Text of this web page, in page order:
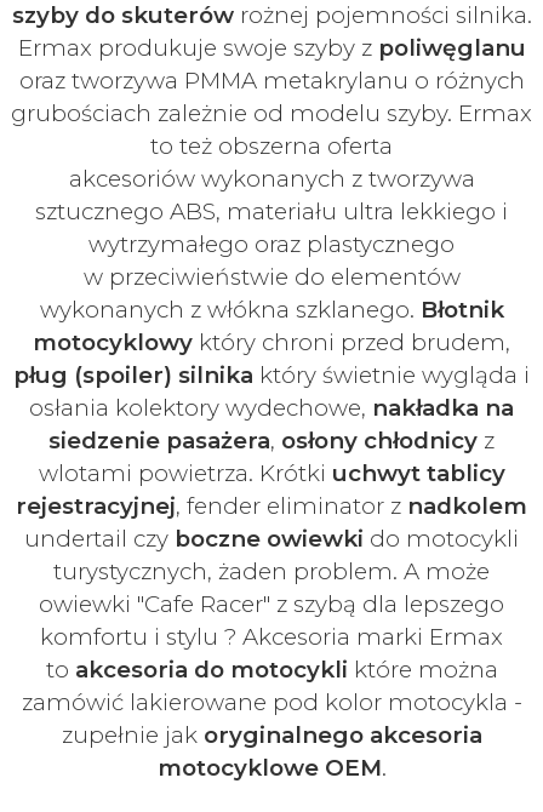
szyby do skuterówrożnej pojemności silnika.
Ermax produkuje swoje szyby z poliwęglanu
oraz tworzywa PMMA metakrylanu o różnych
grubościach zależnie od modelu szyby. Ermax
to też obszerna oferta
akcesoriów wykonanych z tworzywa
sztucznego ABS, materiału ultra lekkiego i
wytrzymałego oraz plastycznego
w przeciwieństwie do elementów
wykonanych z włókna szklanego. Błotnik
motocyklowy który chroni przed brudem,
pług (spoiler) silnika który świetnie wygląda i
osłania kolektory wydechowe, nakładka na
siedzenie pasażera, osłony chłodnicy z
wlotami powietrza. Krótki uchwyt tablicy
rejestracyjnej, fender eliminator z nadkolem
undertail czy boczne owiewki do motocykli
turystycznych, żaden problem. A może
owiewki "Cafe Racer" z szybą dla lepszego
komfortu i stylu ? Akcesoria marki Ermax
to akcesoria do motocykli które można
zamówić lakierowane pod kolor motocykla -
zupełnie jak oryginalnego akcesoria
motocyklowe OEM.